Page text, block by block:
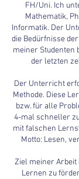
FH/Uni. Ich
Mathematik,
Informatik. Der
die Bedürfnisse
meiner Studenten
der letzten
Der Unterricht
Methode. Diese
bzw. für alle
4-mal schneller
mit falschen
Motto: Lesen,
Ziel meiner Arbeit
Lernen zu